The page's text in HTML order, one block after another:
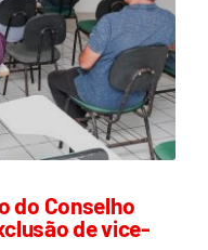
do Conselho
de vice-